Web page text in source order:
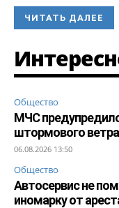
ЧИТАТЬ ДАЛЕЕ
Общество
МЧС
штормового
06.08.2026 13:50
Общество
Автосервис не
иномарку от